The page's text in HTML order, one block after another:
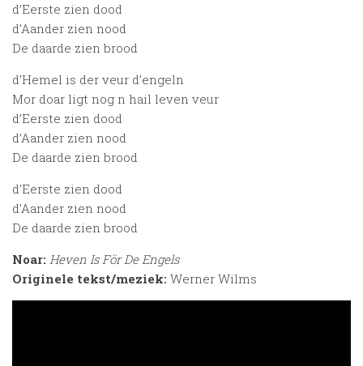
d’Eerste zien dood
d’Aander zien nood
De daarde zien brood
d’Hemel is der veur d’engeln
Mor doar ligt nog n hail leven veur
d’Eerste zien dood
d’Aander zien nood
De daarde zien brood
d’Eerste zien dood
d’Aander zien nood
De daarde zien brood
Noar: Heven Is För De Engels
Originele tekst/meziek: Werner Wilms